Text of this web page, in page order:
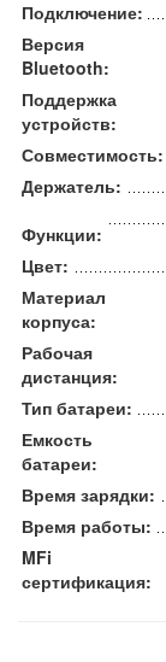
Подключение:
Версия
Bluetooth:
Поддержка
устройств:
Совместимость:
Держатель:
Функции:
Цвет:
Материал
корпуса:
Рабочая
дистанция:
Тип батареи:
Емкость
батареи:
Время зарядки:
Время работы:
MFi
сертификация: